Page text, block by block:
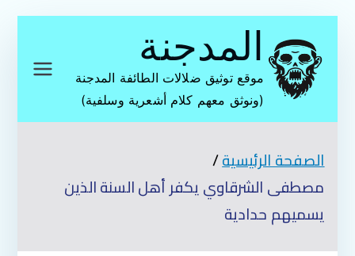
المحتوى
المدجنة
موقع توثيق ضلالات الطائفة المدجنة
(ونوثق معهم كلام أشعرية وسلفية)
الصفحة الرئيسية
مصطفى الشرقاوي يكفر أهل السنة الذين
يسميهم حدادية